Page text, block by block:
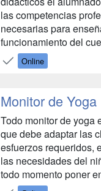
las competencias
necesarias para
funcionamiento del
respecto al
alimentación
prevención y el
frecuentes, así como
Online
Monitor de
Todo monitor de yoga
que debe adaptar las
esfuerzos requeridos,
las necesidades del
todo momento poner
de los participantes